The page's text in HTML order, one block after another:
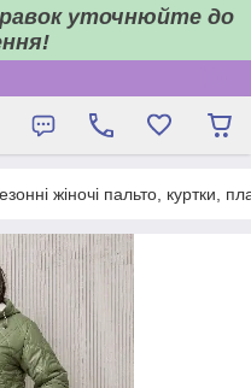
уточнюйте до
жіночі пальто, куртки,